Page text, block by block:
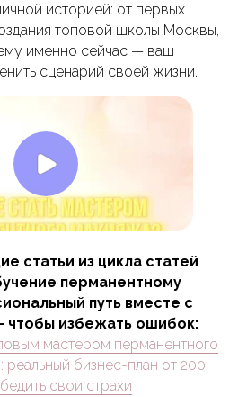
историей: от первых
топовой школы Москвы,
именно сейчас — ваш
сценарий своей жизни.
статьи из цикла статей
перманентному
путь вместе с
избежать ошибок:
мастером перманентного
бизнес-план от 200
свои страхи